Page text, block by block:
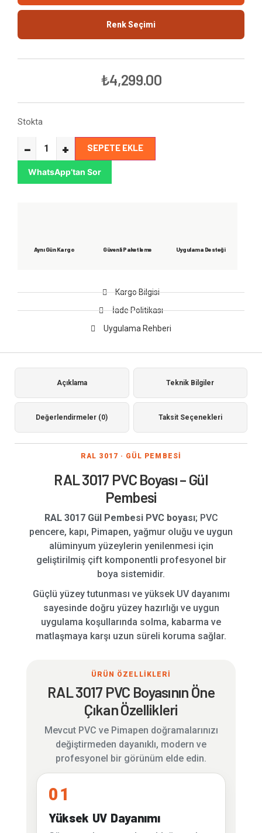
Renk Seçimi
₺4,299.00
Stokta
− + SEPETE EKLE
WhatsApp’tan Sor
Aynı Gün Kargo Güvenli Paketleme Uygulama Desteği
Kargo Bilgisi
İade Politikası
Uygulama Rehberi
Açıklama Teknik Bilgiler
Değerlendirmeler (0) Taksit Seçenekleri
RAL 3017 · GÜL PEMBESİ
RAL 3017 PVC Boyası – Gül
Pembesi
RAL 3017 Gül Pembesi PVC boyası; PVC
pencere, kapı, Pimapen, yağmur oluğu ve uygun
alüminyum yüzeylerin yenilenmesi için
geliştirilmiş çift komponentli profesyonel bir
boya sistemidir.
Güçlü yüzey tutunması ve yüksek UV dayanımı
sayesinde doğru yüzey hazırlığı ve uygun
uygulama koşullarında solma, kabarma ve
matlaşmaya karşı uzun süreli koruma sağlar.
ÜRÜN ÖZELLİKLERİ
RAL 3017 PVC Boyasının Öne
Çıkan Özellikleri
Mevcut PVC ve Pimapen doğramalarınızı
değiştirmeden dayanıklı, modern ve
profesyonel bir görünüm elde edin.
01
Yüksek UV Dayanımı